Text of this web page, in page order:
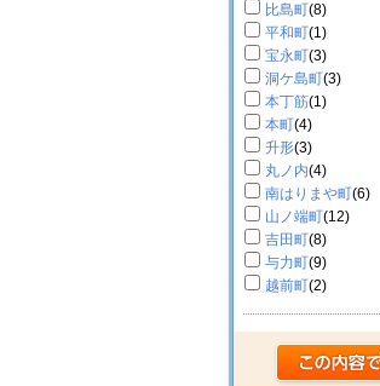
比島町(8)
平和町(1)
宝永町(3)
洞ケ島町(3)
本丁筋(1)
本町(4)
升形(3)
丸ノ内(4)
南はりまや町(6)
山ノ端町(12)
吉田町(8)
与力町(9)
越前町(2)